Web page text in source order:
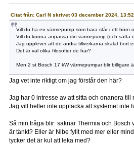
Citat från: Carl N skrivet 03 december 2024,
Vill du ha en värmepump som bara står i ett hörn
Vill du kunna anpassa din värmepump (och sätta
Jag upplever att de andra tillverkarna skalat bort
Det är väl olika filosofier de har?
Men 2 st Bosch 17 kW värmepumpar blir billigare
Jag vet inte riktigt om jag förstår den här?
Jag har 0 intresse av att sitta och onanera
Jag vill heller inte upptäcka att systemet inte
Så min fråga blir: saknar Thermia och
är tänkt? Eller är Nibe fyllt med mer eller
tycker det är kul att leka med?